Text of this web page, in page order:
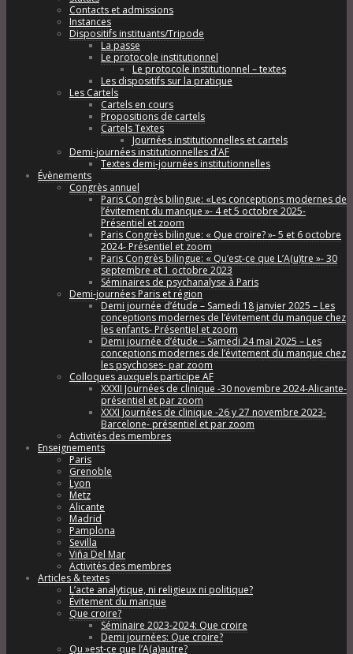
Contacts et admissions
Instances
Dispositifs instituants/Tripode
La passe
Le protocole institutionnel
Le protocole institutionnel – textes
Les dispositifs sur la pratique
Les Cartels
Cartels en cours
Propositions de cartels
Cartels Textes
Journées institutionnelles et cartels
Demi-journées institutionnelles d’AF
Textes demi-journées institutionnelles
Évènements
Congrès annuel
Paris Congrès bilingue: «Les conceptions modernes de
l’évitement du manque »- 4 et 5 octobre 2025-
Présentiel et zoom
Paris Congrès bilingue: « Que croire? »- 5 et 6 octobre
2024- Présentiel et zoom
Paris Congrès bilingue: « Qu’est-ce que L’A(u)tre »- 30
septembre et 1 octobre 2023
Séminaires de psychanalyse à Paris
Demi-journées Paris et région
Demi journée d’étude – Samedi 18 janvier 2025 – Les
conceptions modernes de l’évitement du manque chez
les enfants- Présentiel et zoom
Demi journée d’étude – Samedi 24 mai 2025 – Les
conceptions modernes de l’évitement du manque chez
les psychoses- par zoom
Colloques auxquels participe AF
XXXII Journées de clinique -30 novembre 2024-Alicante-
présentiel et par zoom
XXXI Journées de clinique -26 y 27 novembre 2023-
Barcelone- présentiel et par zoom
Activités des membres
Enseignements
Paris
Grenoble
Lyon
Metz
Alicante
Madrid
Pamplona
Sevilla
Viña Del Mar
Activités des membres
Articles & textes
L’acte analytique, ni religieux ni politique?
Évitement du manque
Que croire?
Séminaire 2023-2024: Que croire
Demi journées: Que croire?
Qu »est-ce que l’A(a)autre?